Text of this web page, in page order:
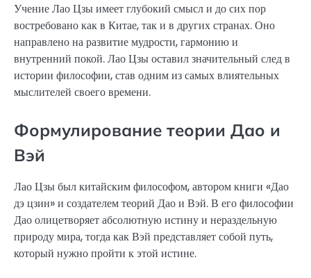
Учение Лао Цзы имеет глубокий смысл и до сих пор
востребовано как в Китае, так и в других странах. Оно
направлено на развитие мудрости, гармонию и
внутренний покой. Лао Цзы оставил значительный след в
истории философии, став одним из самых влиятельных
мыслителей своего времени.
Формулирование теории Дао и
Вэй
Лао Цзы был китайским философом, автором книги «Дао
дэ цзин» и создателем теорий Дао и Вэй. В его философии
Дао олицетворяет абсолютную истину и нераздельную
природу мира, тогда как Вэй представляет собой путь,
который нужно пройти к этой истине.